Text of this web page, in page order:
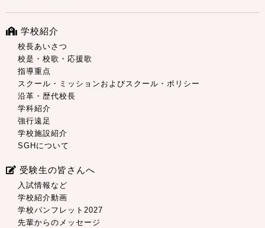
学校紹介
校長あいさつ
校是・校歌・応援歌
指導重点
スクール・ミッションおよびスクール・ポリシー
沿革・歴代校長
学科紹介
強行遠足
学校施設紹介
SGHについて
受験生の皆さんへ
入試情報など
学校紹介動画
学校パンフレット2027
先輩からのメッセージ